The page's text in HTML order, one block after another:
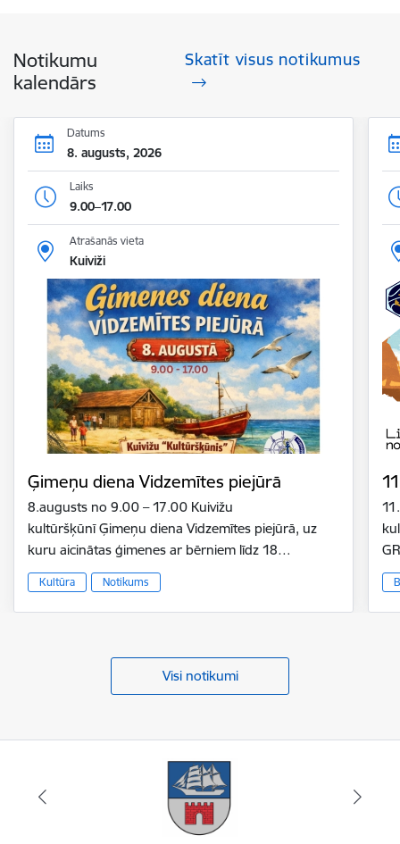
Notikumu
kalendārs
Skatīt visus notikumus
Datums
8. augusts, 2026
Laiks
9.00–17.00
Atrašanās vieta
Kuiviži
Ģimeņu diena Vidzemītes piejūrā
8.augusts no 9.00 – 17.00 Kuivižu
kultūršķūnī Ģimeņu diena Vidzemītes piejūrā, uz
kuru aicinātas ģimenes ar bērniem līdz 18…
Kultūra Notikums
Visi notikumi